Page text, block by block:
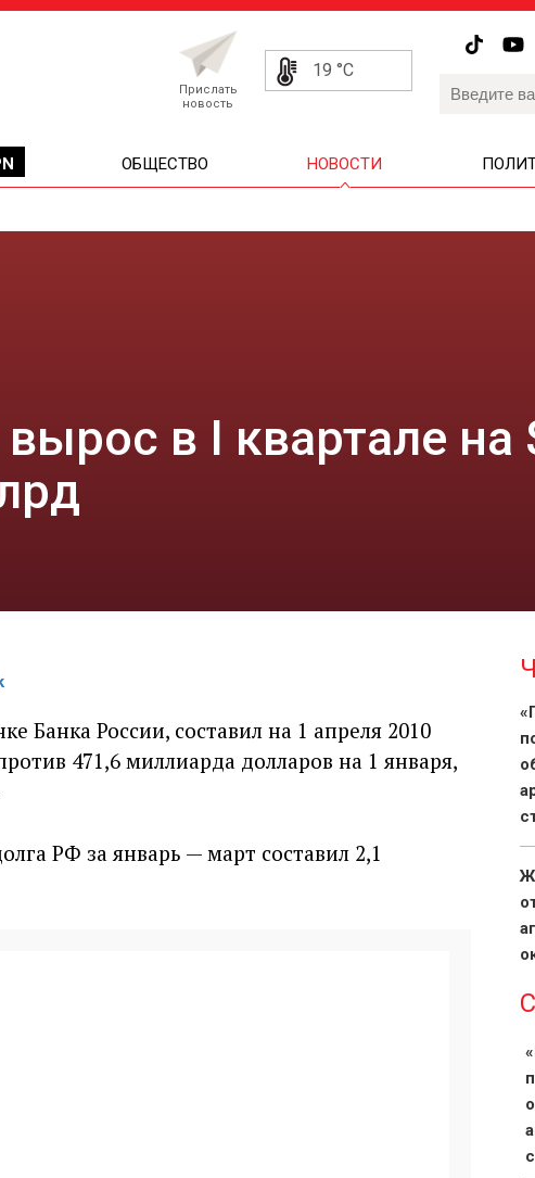
Прислать
новость
19 °C
ОБЩЕСТВО НОВОСТИ
в I квартале на
Банка России, составил на 1 апреля 2010
471,6 миллиарда долларов на 1 января,
РФ за январь — март составил 2,1